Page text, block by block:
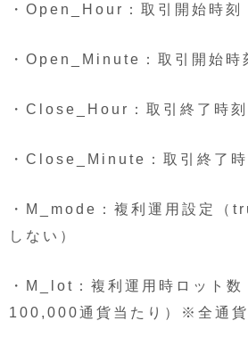
・Open_Hour：取引開始時刻
・Open_Minute：取引開始時
・Close_Hour：取引終了時刻
・Close_Minute：取引終了時
・M_mode：複利運用設定（
しない）
・M_lot：複利運用時ロット数
100,000通貨当たり）※全通貨